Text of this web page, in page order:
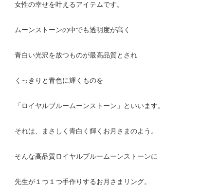
女性の幸せを叶えるアイテムです。
ムーンストーンの中でも透明度が高く
青白い光沢を放つものが最高品質とされ
くっきりと青色に輝くものを
「ロイヤルブルームーンストーン」といいます。
それは、まさしく青白く輝くお月さまのよう。
そんな高品質ロイヤルブルームーンストーンに
先生が１つ１つ手作りするお月さまリング。